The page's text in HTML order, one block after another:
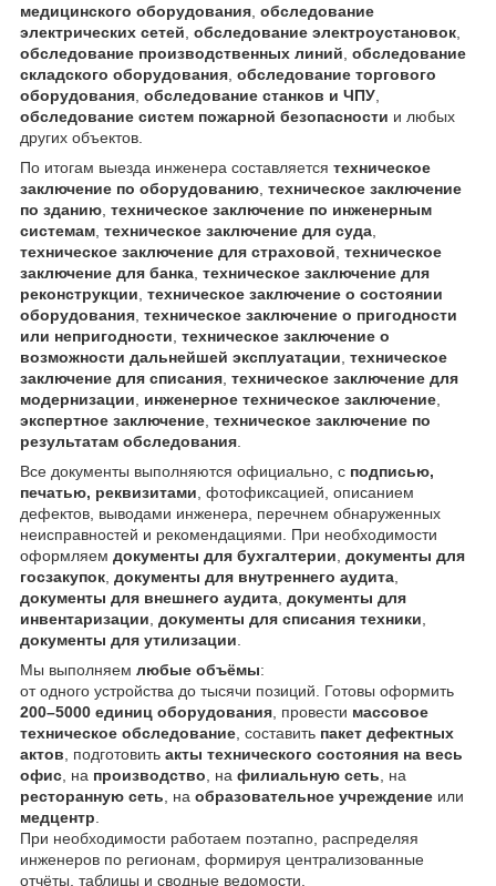
медицинского оборудования обследование
электрических сетей обследование электроустановок
обследование производственных линий обследование
складского оборудования обследование торгового
оборудования обследование станков и ЧПУ
обследование систем пожарной безопасности и любых
других объектов.
По итогам выезда инженера составляется техническое
заключение по оборудованию техническое заключение
по зданию техническое заключение по инженерным
системам техническое заключение для суда
техническое заключение для страховой техническое
заключение для банка техническое заключение для
реконструкции техническое заключение о состоянии
оборудования техническое заключение о пригодности
или непригодности техническое заключение о
возможности дальнейшей эксплуатации техническое
заключение для списания техническое заключение для
модернизации
инженерное техническое заключение
экспертное заключение техническое заключение по
результатам обследования
Все документы выполняются официально, с подписью,
печатью, реквизитами , фотофиксацией, описанием
дефектов, выводами инженера, перечнем обнаруженных
неисправностей и рекомендациями. При необходимости
оформляем документы для бухгалтерии документы для
госзакупок документы для внутреннего аудита
документы для внешнего аудита документы для
инвентаризации документы для списания техники
документы для утилизации
Мы выполняем любые объёмы:
от одного устройства до тысячи позиций. Готовы оформить
200–5000 единиц оборудования , провести массовое
техническое обследование , составить пакет дефектных
актов , подготовить акты технического состояния на весь
офис , на производство , на филиальную сеть , на
ресторанную сеть , на образовательное учреждение или
медцентр
При необходимости работаем поэтапно, распределяя
инженеров по регионам, формируя централизованные
отчёты, таблицы и сводные ведомости.